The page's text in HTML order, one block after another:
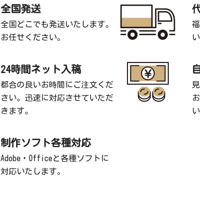
全国発送
全国どこでも発送いたします。
お任せください。
24時間ネット入稿
都合の良いお時間にご注文くだ
さい。迅速に対応させていただ
きます。
い
制作ソフト各種対応
Adobe・Officeと各種ソフトに
対応いたします。